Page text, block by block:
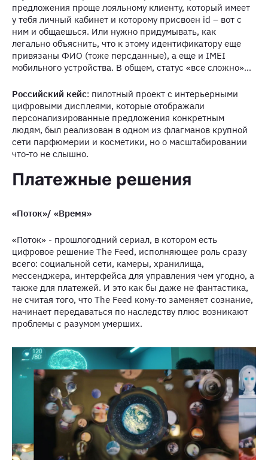
предложения проще лояльному клиенту, который имеет
у тебя личный кабинет и которому присвоен id – вот с
ним и общаешься. Или нужно придумывать, как
легально объяснить, что к этому идентификатору еще
привязаны ФИО (тоже персданные), а еще и IMEI
мобильного устройства. В общем, статус «все сложно»…
Российский кейс: пилотный проект с интерьерными
цифровыми дисплеями, которые отображали
персонализированные предложения конкретным
людям, был реализован в одном из флагманов крупной
сети парфюмерии и косметики, но о масштабировании
что-то не слышно.
Платежные решения
«Поток»/ «Время»
«Поток» - прошлогодний сериал, в котором есть
цифровое решение The Feed, исполняющее роль сразу
всего: социальной сети, камеры, хранилища,
мессенджера, интерфейса для управления чем угодно, а
также для платежей. И это как бы даже не фантастика,
не считая того, что The Feed кому-то заменяет сознание,
начинает передаваться по наследству плюс возникают
проблемы с разумом умерших.